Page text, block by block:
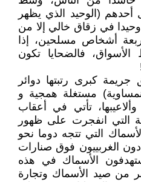
أحدهم (الوحيد الذي يظهر
في زقاق خالي إلا من
أشخاص مسلحين، إذا
فالضحايا تكون
كبرى رتبتها دوائر
مستغلة همجية و
تأتي في أعقاب
التي انفجرت على ظهور
التي تتجه دوما نحو
الغربييون فوق صنارات
الأسماك في هذه
من صيد الأسماك وتجارة